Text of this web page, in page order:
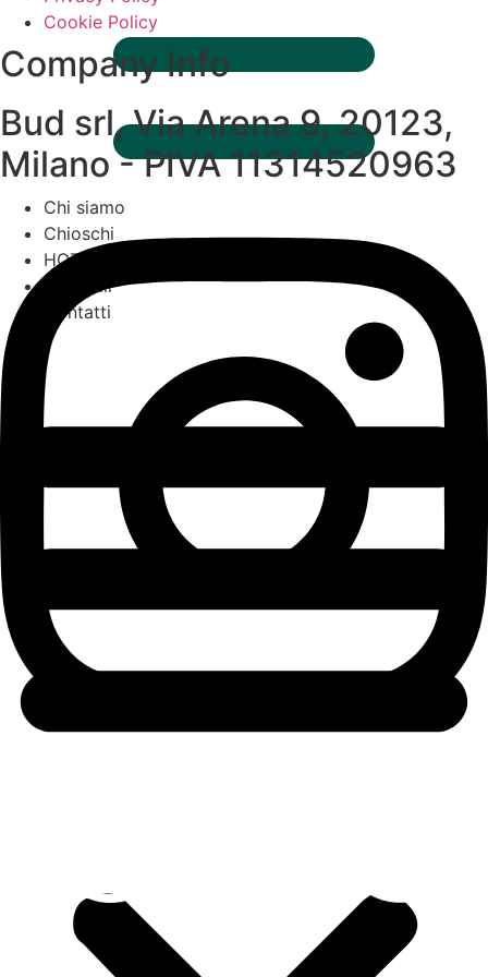
Chi siamo
Chioschi
HOT OFF THE PRESS
The wall
Contatti
Cookie Policy
Company Info
Bud srl, Via Arena 9, 20123,
Milano - PIVA 11314520963